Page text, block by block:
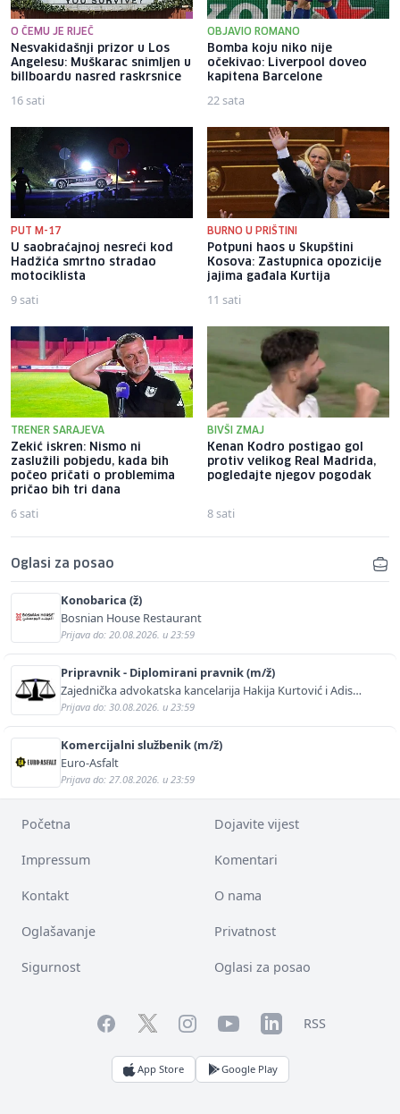
O ČEMU JE RIJEČ
Nesvakidašnji prizor u Los
Angelesu: Muškarac snimljen u
billboardu nasred raskrsnice
16 sati
OBJAVIO ROMANO
Bomba koju niko nije
očekivao: Liverpool doveo
kapitena Barcelone
22 sata
PUT M-17
U saobraćajnoj nesreći kod
Hadžića smrtno stradao
motociklista
9 sati
BURNO U PRIŠTINI
Potpuni haos u Skupštini
Kosova: Zastupnica opozicije
jajima gađala Kurtija
11 sati
TRENER SARAJEVA
Zekić iskren: Nismo ni
zaslužili pobjedu, kada bih
počeo pričati o problemima
pričao bih tri dana
6 sati
BIVŠI ZMAJ
Kenan Kodro postigao gol
protiv velikog Real Madrida,
pogledajte njegov pogodak
8 sati
Oglasi za posao
Konobarica (ž)
Bosnian House Restaurant
Prijava do: 20.08.2026. u 23:59
Pripravnik - Diplomirani pravnik (m/ž)
Zajednička advokatska kancelarija Hakija Kurtović i Adis
Kurtović
Prijava do: 30.08.2026. u 23:59
Komercijalni službenik (m/ž)
Euro-Asfalt
Prijava do: 27.08.2026. u 23:59
Početna Dojavite vijest
Impressum Komentari
Kontakt O nama
Oglašavanje Privatnost
Sigurnost Oglasi za posao
FacebookTwitterInstagramYouTubeLinkedInRSS
App Store Google Play